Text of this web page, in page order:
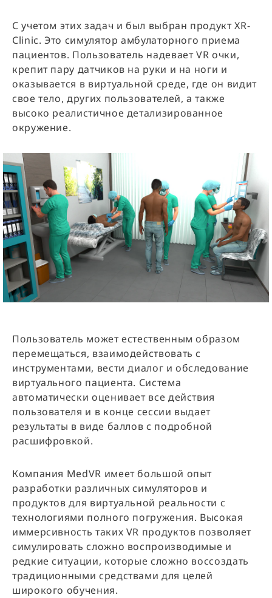
С учетом этих задач и был выбран продукт XR-
Clinic. Это симулятор амбулаторного приема
пациентов. Пользователь надевает VR очки,
крепит пару датчиков на руки и на ноги и
оказывается в виртуальной среде, где он видит
свое тело, других пользователей, а также
высоко реалистичное детализированное
окружение.
Пользователь может естественным образом
перемещаться, взаимодействовать с
инструментами, вести диалог и обследование
виртуального пациента. Система
автоматически оценивает все действия
пользователя и в конце сессии выдает
результаты в виде баллов с подробной
расшифровкой.
Компания MedVR имеет большой опыт
разработки различных симуляторов и
продуктов для виртуальной реальности с
технологиями полного погружения. Высокая
иммерсивность таких VR продуктов позволяет
симулировать сложно воспроизводимые и
редкие ситуации, которые сложно воссоздать
традиционными средствами для целей
широкого обучения.